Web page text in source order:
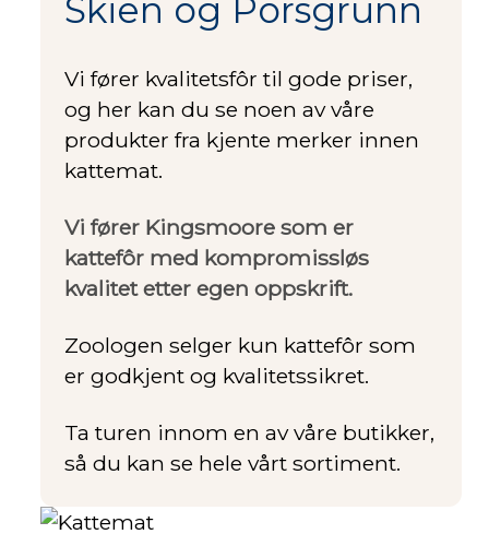
Skien og Porsgrunn
Vi fører kvalitetsfôr til gode priser,
og her kan du se noen av våre
produkter fra kjente merker innen
kattemat.
Vi fører Kingsmoore som er
kattefôr med kompromissløs
kvalitet etter egen oppskrift.
Zoologen selger kun kattefôr som
er godkjent og kvalitetssikret.
Ta turen innom en av våre butikker,
så du kan se hele vårt sortiment.